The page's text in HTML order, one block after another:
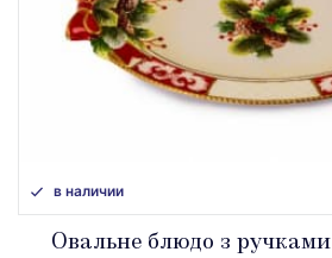
в наличии
Овальне блюдо з